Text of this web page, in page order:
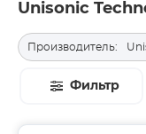
Unisonic
Производитель:
Фильтр